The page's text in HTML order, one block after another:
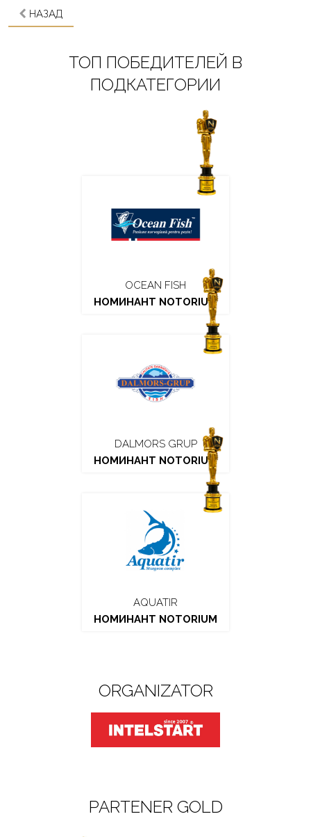
НАЗАД
ТОП ПОБЕДИТЕЛЕЙ В
ПОДКАТЕГОРИИ
OCEAN FISH
НОМИНАНТ NOTORIUM
DALMORS GRUP
НОМИНАНТ NOTORIUM
AQUATIR
НОМИНАНТ NOTORIUM
ORGANIZATOR
PARTENER GOLD